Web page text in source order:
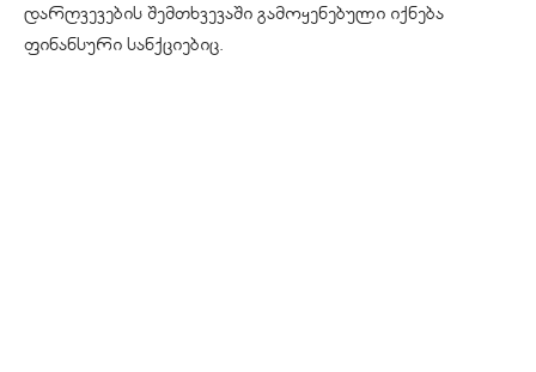
დარღვევების შემთხვევაში გამოყენებული იქნება
ფინანსური სანქციებიც.